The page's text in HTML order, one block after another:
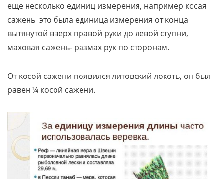
еще несколько единиц измерения, например косая
сажень это была единица измерения от конца
вытянутой вверх правой руки до левой ступни,
маховая сажень- размах рук по сторонам.
От косой сажени появился литовский локоть, он был
равен ¼ косой сажени.